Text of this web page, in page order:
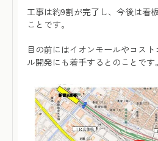
工事は約9割が完了し、今後は看
ことです。
目の前にはイオンモールやコス
ル開発にも着手するとのことです。